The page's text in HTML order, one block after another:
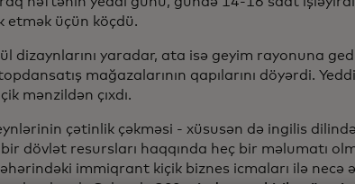
etmək üçün köçdü.
dizaynlarını yaradar, ata isə geyim rayonuna
mağazalarının qapılarını döyərdi.
mənzildən çıxdı.
çətinlik çəkməsi - xüsusən də ingilis
bir dövlət resursları haqqında heç bir məlumatı
immiqrant kiçik biznes icmaları ilə necə